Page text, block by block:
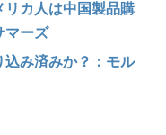
リカ人は中国製品購
マーズ
込み済みか？：モル